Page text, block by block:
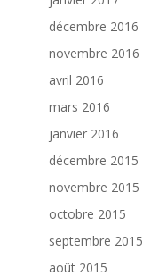
décembre 2016
novembre 2016
avril 2016
mars 2016
janvier 2016
décembre 2015
novembre 2015
octobre 2015
septembre 2015
août 2015